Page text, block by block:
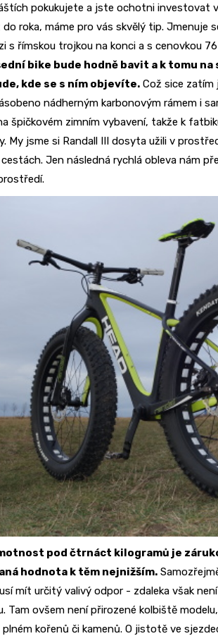
pokukujete a jste ochotni investovat
roka, máme pro vás skvělý tip. Jmenuje
s římskou trojkou na konci a s cenovkou
bike bude hodně bavit a k tomu
kde se s ním objevíte. Což sice
nádherným karbonovým rámem i
špičkovém zimním vybavení, takže k
My jsme si Randall III dosyta užili v
Jen následná rychlá obleva nám
pod čtrnáct kilogramů je
hodnota k těm nejnižším.
mít určitý valivý odpor - zdaleka však
Tam ovšem není přirozené kolbiště
kořenů či kamenů. O jistotě ve